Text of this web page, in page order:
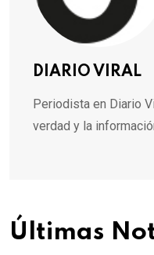
DIARIO VIRAL
Periodista en Diario
verdad y la
Últimas